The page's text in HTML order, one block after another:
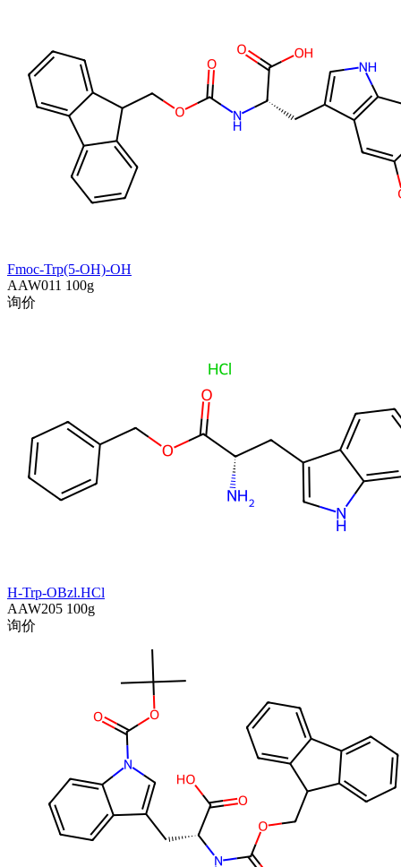
Fmoc-Trp(5-OH)-OH
AAW011 100g
询价
H-Trp-OBzl.HCl
AAW205 100g
询价